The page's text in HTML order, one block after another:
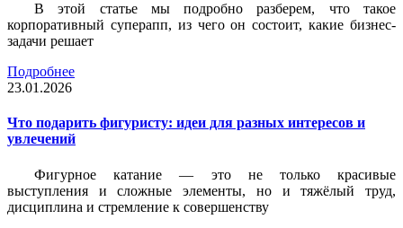
В этой статье мы подробно разберем, что такое
корпоративный суперапп, из чего он состоит, какие бизнес-
задачи решает
Подробнее
23.01.2026
Что подарить фигуристу: идеи для разных интересов и
увлечений
Фигурное катание — это не только красивые
выступления и сложные элементы, но и тяжёлый труд,
дисциплина и стремление к совершенству